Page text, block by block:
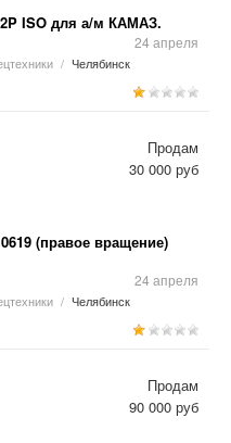
ISO для а/м КАМАЗ.
24 апреля
/ Челябинск
(правое вращение)
24 апреля
/ Челябинск
Продам
30 000 руб
Продам
90 000 руб